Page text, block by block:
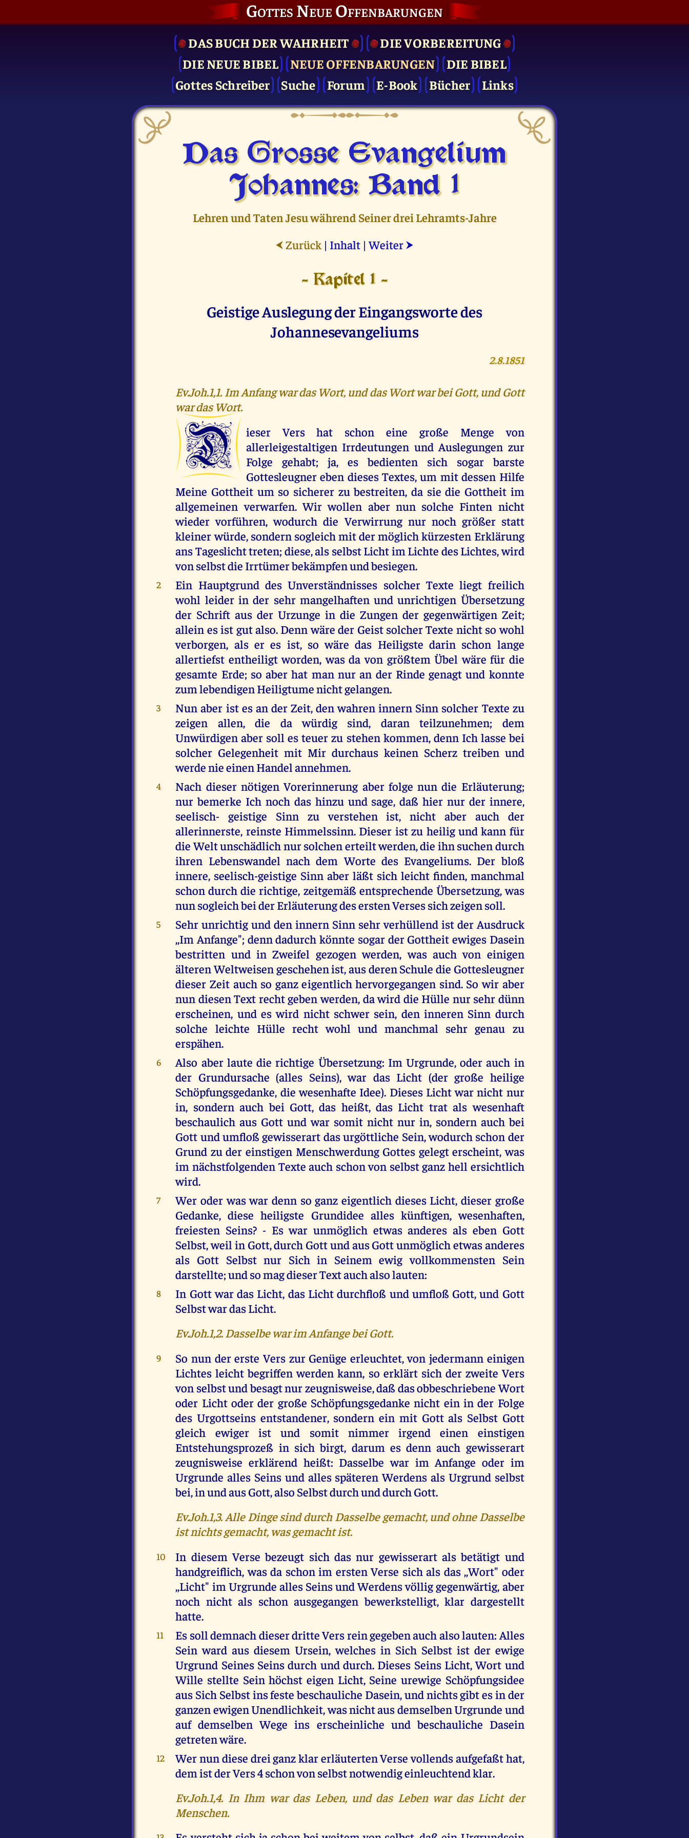
Gottes Neue Offenbarungen
DAS BUCH DER WAHRHEIT
DIE VOR­BEREITUNG
DIE NEUE BIBEL
NEUE OFFENBARUNGEN
DIE BIBEL
Gottes Schreiber
Suche Forum E-Book Bücher Links
Das Grosse Evangelium
Johannes: Band 1
Lehren und Taten Jesu während Seiner drei Lehramts-Jahre
⮜ Zurück | Inhalt |Weiter ⮞
- Kapitel 1 -
Geistige Auslegung der Eingangsworte des
Johannesevangeliums
2.8.1851
Ev.Joh.1,1. Im Anfang war das Wort, und das Wort war bei Gott, und Gott
war das Wort.
D
ieser Vers hat schon eine große Menge von
allerleigestaltigen Irrdeutungen und Auslegungen zur
Folge gehabt; ja, es bedienten sich sogar barste
Gottesleugner eben dieses Textes, um mit dessen Hilfe
Meine Gottheit um so sicherer zu bestreiten, da sie die Gottheit im
allgemeinen verwarfen. Wir wollen aber nun solche Finten nicht
wieder vorführen, wodurch die Verwirrung nur noch größer statt
kleiner würde, sondern sogleich mit der möglich kürzesten Erklärung
ans Tageslicht treten; diese, als selbst Licht im Lichte des Lichtes, wird
von selbst die Irrtümer bekämpfen und besiegen.
2
Ein Hauptgrund des Unverständnisses solcher Texte liegt freilich
wohl leider in der sehr mangelhaften und unrichtigen Übersetzung
der Schrift aus der Urzunge in die Zungen der gegenwärtigen Zeit;
allein es ist gut also. Denn wäre der Geist solcher Texte nicht so wohl
verborgen, als er es ist, so wäre das Heiligste darin schon lange
allertiefst entheiligt worden, was da von größtem Übel wäre für die
gesamte Erde; so aber hat man nur an der Rinde genagt und konnte
zum lebendigen Heiligtume nicht gelangen.
3
Nun aber ist es an der Zeit, den wahren innern Sinn solcher Texte zu
zeigen allen, die da würdig sind, daran teilzunehmen; dem
Unwürdigen aber soll es teuer zu stehen kommen, denn Ich lasse bei
solcher Gelegenheit mit Mir durchaus keinen Scherz treiben und
werde nie einen Handel annehmen.
4
Nach dieser nötigen Vorerinnerung aber folge nun die Erläuterung;
nur bemerke Ich noch das hinzu und sage, daß hier nur der innere,
seelisch- geistige Sinn zu verstehen ist, nicht aber auch der
allerinnerste, reinste Himmelssinn. Dieser ist zu heilig und kann für
die Welt unschädlich nur solchen erteilt werden, die ihn suchen durch
ihren Lebenswandel nach dem Worte des Evangeliums. Der bloß
innere, seelisch-geistige Sinn aber läßt sich leicht finden, manchmal
schon durch die richtige, zeitgemäß entsprechende Übersetzung, was
nun sogleich bei der Erläuterung des ersten Verses sich zeigen soll.
5
Sehr unrichtig und den innern Sinn sehr verhüllend ist der Ausdruck
,,Im Anfange"; denn dadurch könnte sogar der Gottheit ewiges Dasein
bestritten und in Zweifel gezogen werden, was auch von einigen
älteren Weltweisen geschehen ist, aus deren Schule die Gottesleugner
dieser Zeit auch so ganz eigentlich hervorgegangen sind. So wir aber
nun diesen Text recht geben werden, da wird die Hülle nur sehr dünn
erscheinen, und es wird nicht schwer sein, den inneren Sinn durch
solche leichte Hülle recht wohl und manchmal sehr genau zu
erspähen.
6
Also aber laute die richtige Übersetzung: Im Urgrunde, oder auch in
der Grundursache (alles Seins), war das Licht (der große heilige
Schöpfungsgedanke, die wesenhafte Idee). Dieses Licht war nicht nur
in, sondern auch bei Gott, das heißt, das Licht trat als wesenhaft
beschaulich aus Gott und war somit nicht nur in, sondern auch bei
Gott und umfloß gewisserart das urgöttliche Sein, wodurch schon der
Grund zu der einstigen Menschwerdung Gottes gelegt erscheint, was
im nächstfolgenden Texte auch schon von selbst ganz hell ersichtlich
wird.
7
Wer oder was war denn so ganz eigentlich dieses Licht, dieser große
Gedanke, diese heiligste Grundidee alles künftigen, wesenhaften,
freiesten Seins? - Es war unmöglich etwas anderes als eben Gott
Selbst, weil in Gott, durch Gott und aus Gott unmöglich etwas anderes
als Gott Selbst nur Sich in Seinem ewig vollkommensten Sein
darstellte; und so mag dieser Text auch also lauten:
8
In Gott war das Licht, das Licht durchfloß und umfloß Gott, und Gott
Selbst war das Licht.
Ev.Joh.1,2. Dasselbe war im Anfange bei Gott.
9
So nun der erste Vers zur Genüge erleuchtet, von jedermann einigen
Lichtes leicht begriffen werden kann, so erklärt sich der zweite Vers
von selbst und besagt nur zeugnisweise, daß das obbeschriebene Wort
oder Licht oder der große Schöpfungsgedanke nicht ein in der Folge
des Urgottseins entstandener, sondern ein mit Gott als Selbst Gott
gleich ewiger ist und somit nimmer irgend einen einstigen
Entstehungsprozeß in sich birgt, darum es denn auch gewisserart
zeugnisweise erklärend heißt: Dasselbe war im Anfange oder im
Urgrunde alles Seins und alles späteren Werdens als Urgrund selbst
bei, in und aus Gott, also Selbst durch und durch Gott.
Ev.Joh.1,3. Alle Dinge sind durch Dasselbe gemacht, und ohne Dasselbe
ist nichts gemacht, was gemacht ist.
10
In diesem Verse bezeugt sich das nur gewisserart als betätigt und
handgreiflich, was da schon im ersten Verse sich als das ,,Wort" oder
,,Licht" im Urgrunde alles Seins und Werdens völlig gegenwärtig, aber
noch nicht als schon ausgegangen bewerkstelligt, klar dargestellt
hatte.
11
Es soll demnach dieser dritte Vers rein gegeben auch also lauten: Alles
Sein ward aus diesem Ursein, welches in Sich Selbst ist der ewige
Urgrund Seines Seins durch und durch. Dieses Seins Licht, Wort und
Wille stellte Sein höchst eigen Licht, Seine urewige Schöpfungsidee
aus Sich Selbst ins feste beschauliche Dasein, und nichts gibt es in der
ganzen ewigen Unendlichkeit, was nicht aus demselben Urgrunde und
auf demselben Wege ins erscheinliche und beschauliche Dasein
getreten wäre.
12
Wer nun diese drei ganz klar erläuterten Verse vollends aufgefaßt hat,
dem ist der Vers 4 schon von selbst notwendig einleuchtend klar.
Ev.Joh.1,4. In Ihm war das Leben, und das Leben war das Licht der
Menschen.